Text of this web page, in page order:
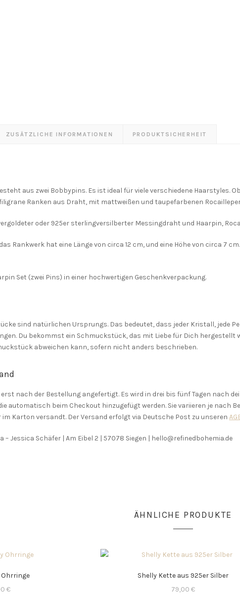
ZUSÄTZLICHE INFORMATIONEN PRODUKTSICHERHEIT
aus zwei Bobbypins. Es ist ideal für viele verschiedene Haarstyles.
Ranken aus Draht, mit mattweißen und taupefarbenen
oder 925er sterlingversilberter Messingdraht und Haarpin,
Rankwerk hat eine Länge von circa 12 cm, und eine Höhe von circa 7
Set (zwei Pins) in einer hochwertigen Geschenkverpackung.
sind natürlichen Ursprungs. Das bedeutet, dass jeder Kristall, jede
Du bekommst ein Schmuckstück, das mit Liebe für Dich
abweichen kann, sofern nicht anders beschrieben.
nach der Bestellung angefertigt. Es wird in drei bis fünf Tagen nach
automatisch beim Checkout hinzugefügt werden. Sie variieren je nach
Karton versandt. Der Versand erfolgt via Deutsche Post zu unseren
– Jessica Schäfer | Am Eibel 2 | 57078 Siegen | hello@refinedbohemia.de
ÄHNLICHE PRODUKTE
€
Shelly Kette aus 925er Silber
79,00 €